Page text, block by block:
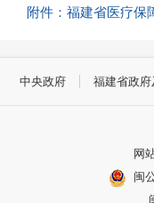
附件：福建省医疗保
中央政府 福建省政
网
闽